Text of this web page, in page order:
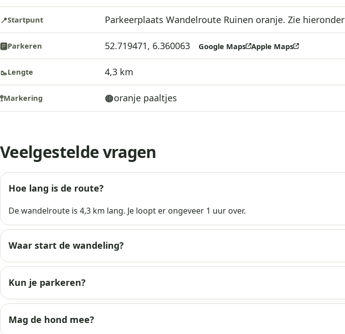
Veelgestelde vragen
Hoe lang is de route?
De wandelroute is 4,3 km lang. Je loopt er ongeveer 1 uur over.
Waar start de wandeling?
Kun je parkeren?
Mag de hond mee?
📍Startpunt Parkeerplaats Wandelroute Ruinen oranje. Zie hieronder
🅿️Parkeren 52.719471, 6.360063 Google Maps Apple Maps
🥾Lengte 4,3 km
🚏Markering 🟠oranje paaltjes